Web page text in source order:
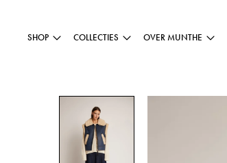
SHOP COLLECTIES OVER MUNTHE